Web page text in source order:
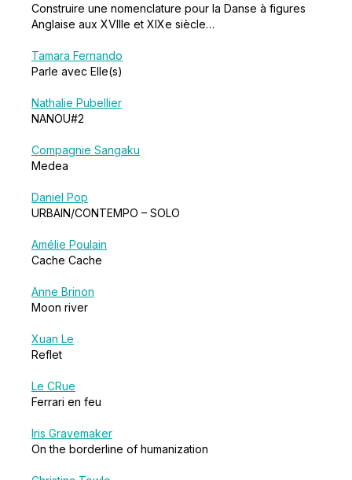
Construire une nomenclature pour la Danse à figures
Anglaise aux XVIIIe et XIXe siècle…
Tamara Fernando
Parle avec Elle(s)
Nathalie Pubellier
NANOU#2
Compagnie Sangaku
Medea
Daniel Pop
URBAIN/CONTEMPO – SOLO
Amélie Poulain
Cache Cache
Anne Brinon
Moon river
Xuan Le
Reflet
Le CRue
Ferrari en feu
Iris Gravemaker
On the borderline of humanization